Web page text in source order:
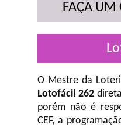
FAÇA UM
O Mestre da
Lotofácil 262
porém não é
CEF, a